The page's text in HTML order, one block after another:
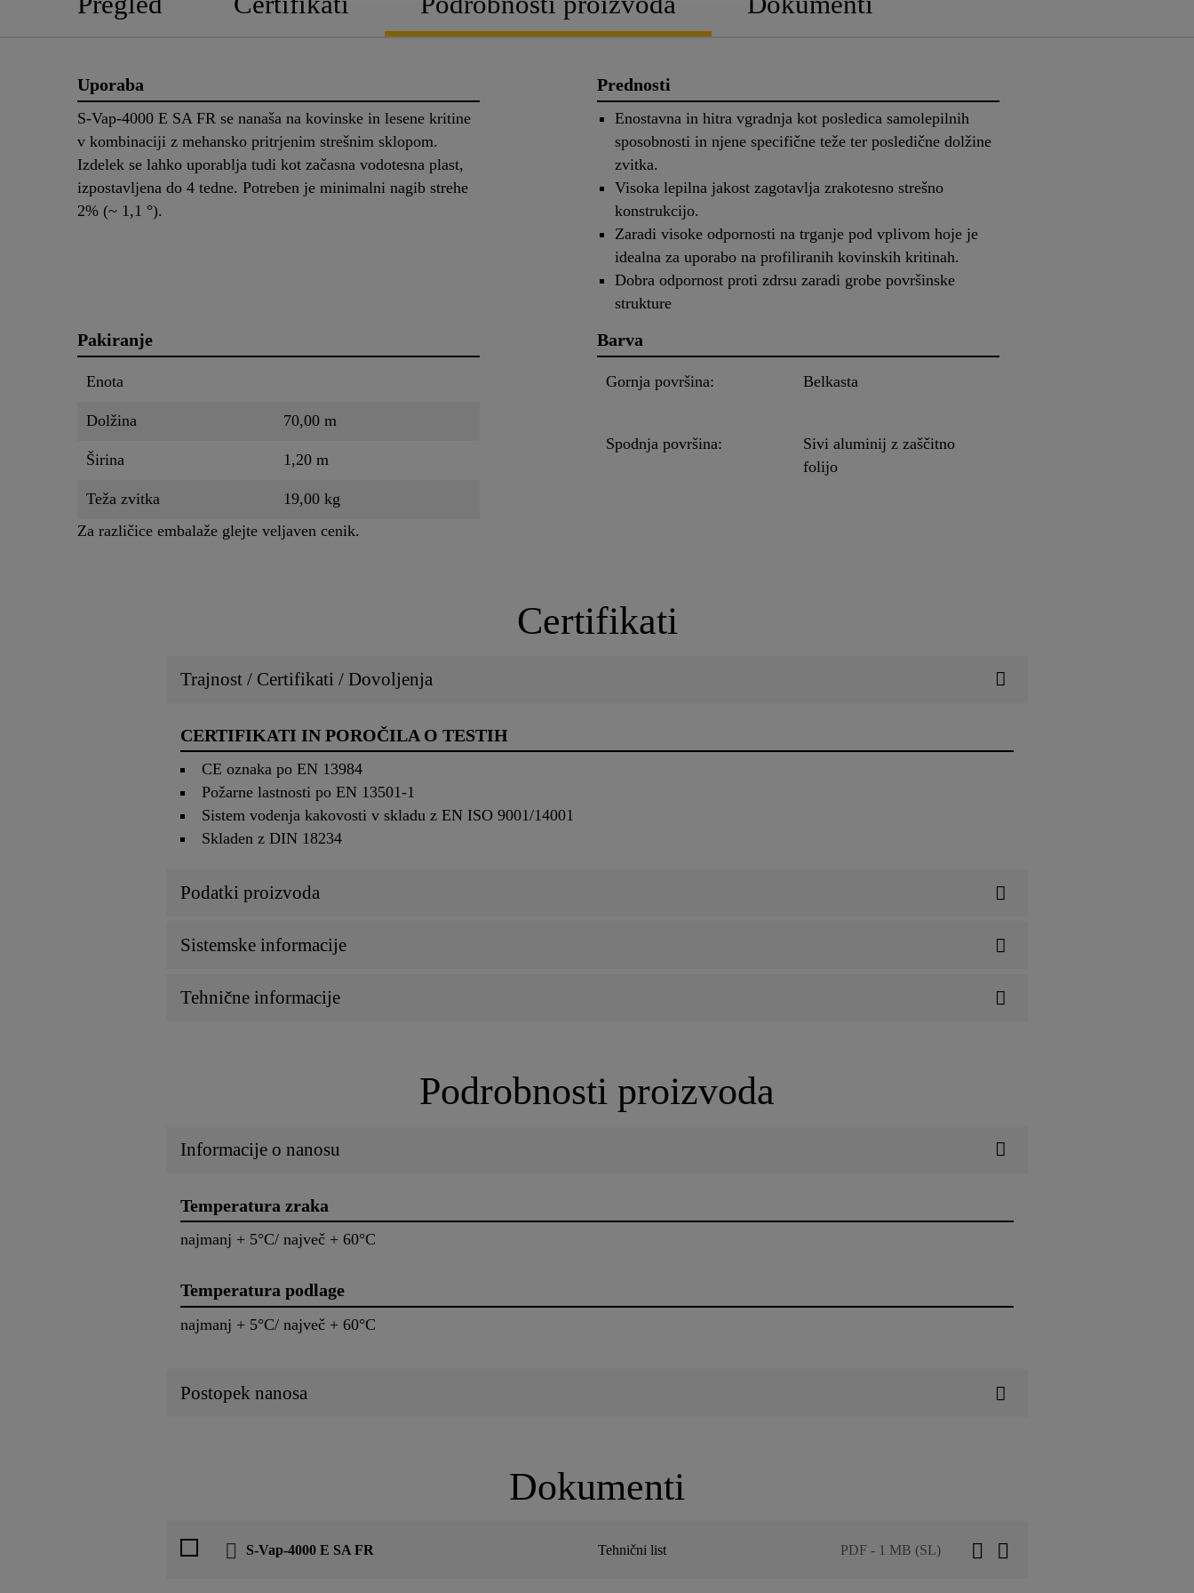
Uporaba
S-Vap-4000 E SA FR se nanaša na kovinske in lesene kritine
v kombinaciji z mehansko pritrjenim strešnim sklopom.
Izdelek se lahko uporablja tudi kot začasna vodotesna plast,
izpostavljena do 4 tedne. Potreben je minimalni nagib strehe
2% (~ 1,1 °).
Prednosti
Enostavna in hitra vgradnja kot posledica samolepilnih
sposobnosti in njene specifične teže ter posledične dolžine
zvitka.
Visoka lepilna jakost zagotavlja zrakotesno strešno
konstrukcijo.
Zaradi visoke odpornosti na trganje pod vplivom hoje je
idealna za uporabo na profiliranih kovinskih kritinah.
Dobra odpornost proti zdrsu zaradi grobe površinske
strukture
Pakiranje
Enota
Dolžina 70,00 m
Širina 1,20 m
Teža zvitka
19,00 kg
Za različice embalaže glejte veljaven cenik.
Barva
Gornja površina: Belkasta
Spodnja površina:
Sivi aluminij z zaščitno
folijo
Certifikati
Trajnost / Certifikati / Dovoljenja
CERTIFIKATI IN POROČILA O TESTIH
CE oznaka po EN 13984
Požarne lastnosti po EN 13501-1
Sistem vodenja kakovosti v skladu z EN ISO 9001/14001
Skladen z DIN 18234
Podatki proizvoda
Sistemske informacije
Tehnične informacije
Podrobnosti proizvoda
Informacije o nanosu
Temperatura zraka
najmanj + 5°C/ največ + 60°C
Temperatura podlage
najmanj + 5°C/ največ + 60°C
Postopek nanosa
Dokumenti
S-Vap-4000 E SA FR Tehnični list PDF - 1 MB (SL)